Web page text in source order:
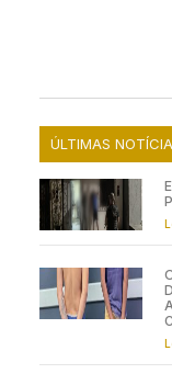
ÚLTIMAS